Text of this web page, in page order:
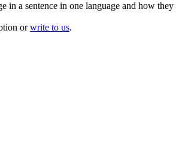
a sentence in one language and how
orwrite to us.